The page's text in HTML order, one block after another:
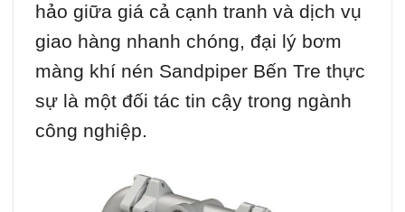
hảo giữa giá cả cạnh tranh và dịch vụ
giao hàng nhanh chóng, đại lý bơm
màng khí nén Sandpiper Bến Tre thực
sự là một đối tác tin cậy trong ngành
công nghiệp.